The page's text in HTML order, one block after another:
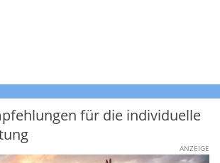
für die individuelle
ANZEIGE